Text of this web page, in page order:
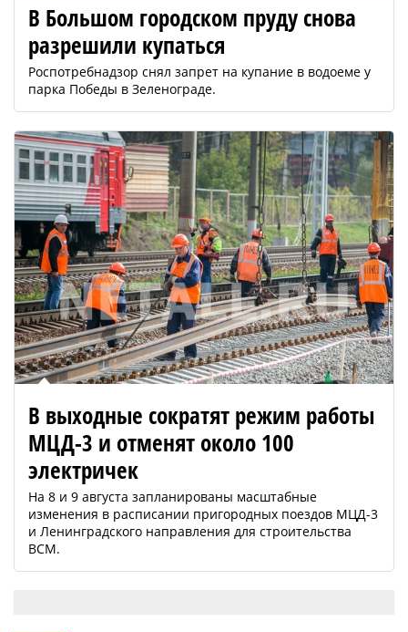
В Большом городском пруду снова
разрешили купаться
Роспотребнадзор снял запрет на купание в водоеме у
парка Победы в Зеленограде.
В выходные сократят режим работы
МЦД-3 и отменят около 100
электричек
На 8 и 9 августа запланированы масштабные
изменения в расписании пригородных поездов МЦД-3
и Ленинградского направления для строительства
ВСМ.